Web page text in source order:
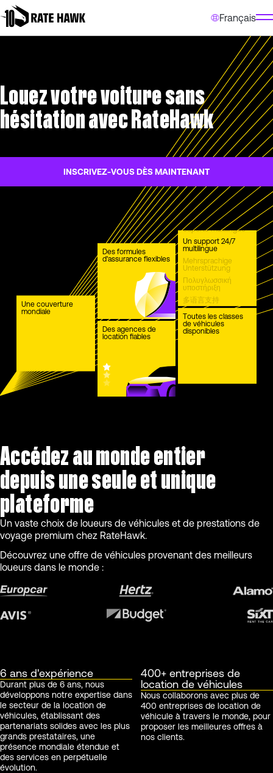
Français
Louez votre voiture sans
hésitation avec RateHawk
INSCRIVEZ-VOUS DÈS MAINTENANT
Une couverture
mondiale
Des formules
d'assurance flexibles
Suporte multilíngue
Un support 24/7
multilingue
Mehrsprachige
Unterstützung
Πολυγλωσσική
υποστήριξη
多语言支持
Çok dilli destek
Des agences de
location fiables
Toutes les classes
de véhicules
disponibles
Accédez au monde entier
depuis une seule et unique
plateforme
Un vaste choix de loueurs de véhicules et de prestations de
voyage premium chez RateHawk.
Découvrez une offre de véhicules provenant des meilleurs
loueurs dans le monde :
6 ans d'expérience
Durant plus de 6 ans, nous
développons notre expertise dans
le secteur de la location de
véhicules, établissant des
partenariats solides avec les plus
grands prestataires, une
présence mondiale étendue et
des services en perpétuelle
évolution.
400+ entreprises de
location de véhicules
Nous collaborons avec plus de
400 entreprises de location de
véhicule à travers le monde, pour
proposer les meilleures offres à
nos clients.